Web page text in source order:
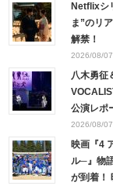
Netflixシ
ま”のリ
解禁！
2026/08/07
八木勇征
公演レポ
2026/08/07
映画『4
ル─』物
が到着！